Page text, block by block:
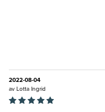
2022-08-04
av Lotta Ingrid